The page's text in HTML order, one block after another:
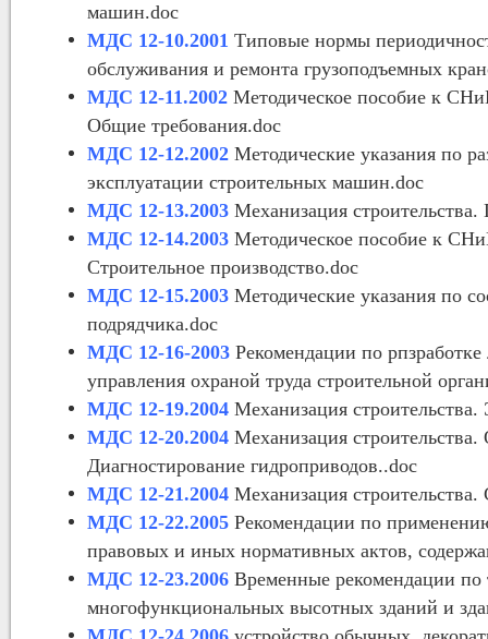
машин.doc
МДС 12-10.2001 Типовые нормы
обслуживания и ремонта грузоподъемных
МДС 12-11.2002 Методическое пособие к
Общие требования.doc
МДС 12-12.2002 Методические указания по
эксплуатации строительных машин.doc
МДС 12-13.2003 Механизация
МДС 12-14.2003 Методическое пособие к
Строительное производство.doc
МДС 12-15.2003 Методические указания по
подрядчика.doc
МДС 12-16-2003 Рекомендации по
управления охраной труда строительной
МДС 12-19.2004 Механизация
МДС 12-20.2004 Механизация
Диагностирование гидроприводов..doc
МДС 12-21.2004 Механизация
МДС 12-22.2005 Рекомендации по
правовых и иных нормативных актов,
МДС 12-23.2006 Временные рекомендации по
многофункциональных высотных зданий и